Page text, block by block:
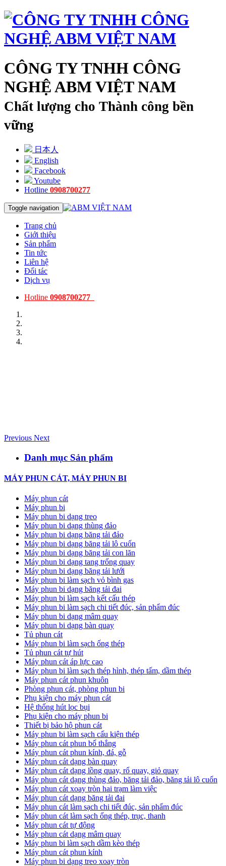
CÔNG TY TNHH CÔNG
NGHỆ ABM VIỆT NAM
Chất lượng cho Thành công bền
vững
日本人
English
Facebook
Youtube
Hotline 0908700277
Toggle navigation
Trang chủ
Giới thiệu
Sản phẩm
Tin tức
Liên hệ
Đối tác
Dịch vụ
Hotline 0908700277
Previous Next
Danh mục Sản phẩm
MÁY PHUN CÁT, MÁY PHUN BI
Máy phun cát
Máy phun bi
Máy phun bi dạng treo
Máy phun bi dạng thùng đảo
Máy phun bi dạng băng tải đảo
Máy phun bi dạng băng tải lô cuốn
Máy phun bi dạng băng tải con lăn
Máy phun bi dạng tang trống quay
Máy phun bi dạng băng tải lưới
Máy phun bi làm sạch vỏ bình gas
Máy phun bi dạng băng tải đai
Máy phun bi làm sạch kết cấu thép
Máy phun bi làm sạch chi tiết đúc, sản phẩm đúc
Máy phun bi dạng mâm quay
Máy phun bi dạng bàn quay
Tủ phun cát
Máy phun bi làm sạch ống thép
Tủ phun cát tự hút
Máy phun cát áp lực cao
Máy phun bi làm sạch thép hình, thép tấm, dầm thép
Máy phun cát phun khuôn
Phòng phun cát, phòng phun bi
Phụ kiện cho máy phun cát
Hệ thống hút lọc bụi
Phụ kiện cho máy phun bi
Thiết bị bảo hộ phun cát
Máy phun bi làm sạch cấu kiện thép
Máy phun cát phun bố thắng
Máy phun cát phun kính, đá, gỗ
Máy phun cát dạng bàn quay
Máy phun cát dạng lồng quay, rổ quay, giỏ quay
Máy phun cát dạng thùng đảo, băng tải đảo, băng tải lô cuốn
Máy phun cát xoay tròn hai trạm làm việc
Máy phun cát dạng băng tải đai
​Máy phun cát làm sạch chi tiết đúc, sản phẩm đúc
Máy phun cát làm sạch ống thép, trục, thanh
Máy phun cát tự động
​Máy phun cát dạng mâm quay
Máy phun bi làm sạch dầm kèo thép
Máy phun cát phun kính
Máy phun bi dạng treo xoay tròn